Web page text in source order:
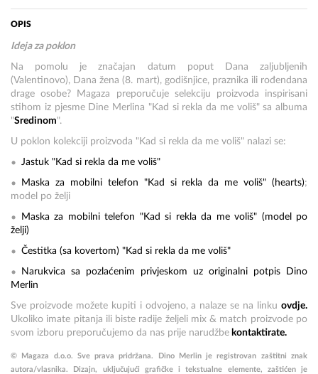
OPIS
Ideja za poklon
Na pomolu je značajan datum poput Dana zaljubljenih
(Valentinovo), Dana žena (8. mart), godišnjice, praznika ili rođendana
drage osobe? Magaza preporučuje selekciju proizvoda inspirisani
stihom iz pjesme Dine Merlina "Kad si rekla da me voliš" sa albuma
"Sredinom".
U poklon kolekciji proizvoda "Kad si rekla da me voliš" nalazi se:
Jastuk "Kad si rekla da me voliš"
Maska za mobilni telefon "Kad si rekla da me voliš" (hearts);
model po želji
Maska za mobilni telefon "Kad si rekla da me voliš" (model po
želji)
Čestitka (sa kovertom) "Kad si rekla da me voliš"
Narukvica sa pozlaćenim privjeskom uz originalni potpis Dino
Merlin
Sve proizvode možete kupiti i odvojeno, a nalaze se na linku ovdje.
Ukoliko imate pitanja ili biste radije željeli mix & match proizvode po
svom izboru preporučujemo da nas prije narudžbe kontaktirate.
© Magaza d.o.o. Sve prava pridržana. Dino Merlin je registrovan zaštitni znak
autora/vlasnika. Dizajn, uključujući grafičke i tekstualne elemente, zaštićen je